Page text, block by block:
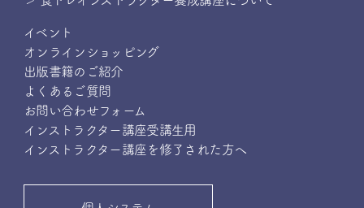
イベント
オンラインショッピング
出版書籍のご紹介
よくあるご質問
お問い合わせフォーム
インストラクター講座受講生用
インストラクター講座を修了された方へ